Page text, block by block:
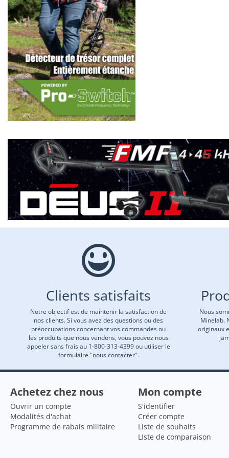
Clients satisfaits
Notre objectif est de maintenir la satisfaction de
nos clients. Si vous avez des questions ou des
préoccupations concernant vos commandes ou
les produits que nous vendons, vous pouvez nous
appeler sans frais au 1-800-313-4399 ou utiliser le
formulaire "nous contacter".
Nous
Minelab.
originaux
Achetez chez nous
Ouvrir un compte
Modalités d'achat
Programme de rabais militaire
Mon compte
S'identifier
Créer compte
Liste de souhaits
LIste de comparaison